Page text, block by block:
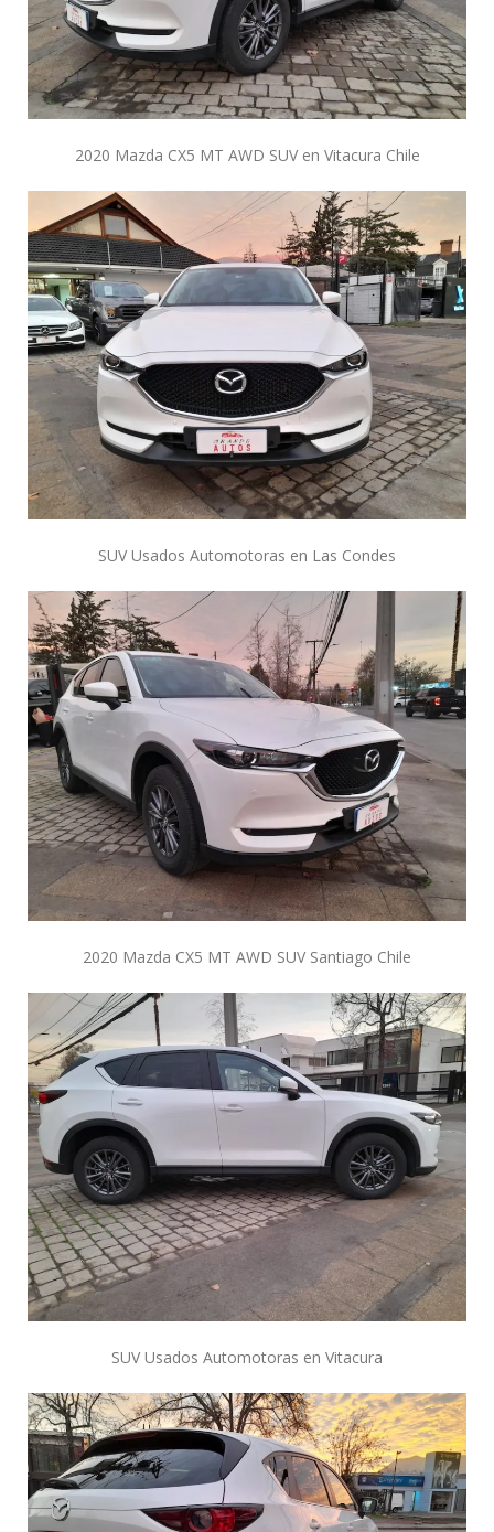
2020 Mazda CX5 MT AWD SUV en Vitacura Chile
SUV Usados Automotoras en Las Condes
2020 Mazda CX5 MT AWD SUV Santiago Chile
SUV Usados Automotoras en Vitacura